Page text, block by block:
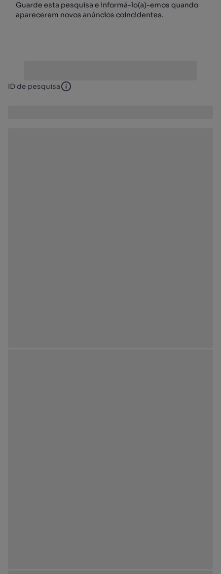
Guarde esta pesquisa e informá-lo(a)-emos quando
aparecerem novos anúncios coincidentes.
ID de pesquisa ID de pesquisa